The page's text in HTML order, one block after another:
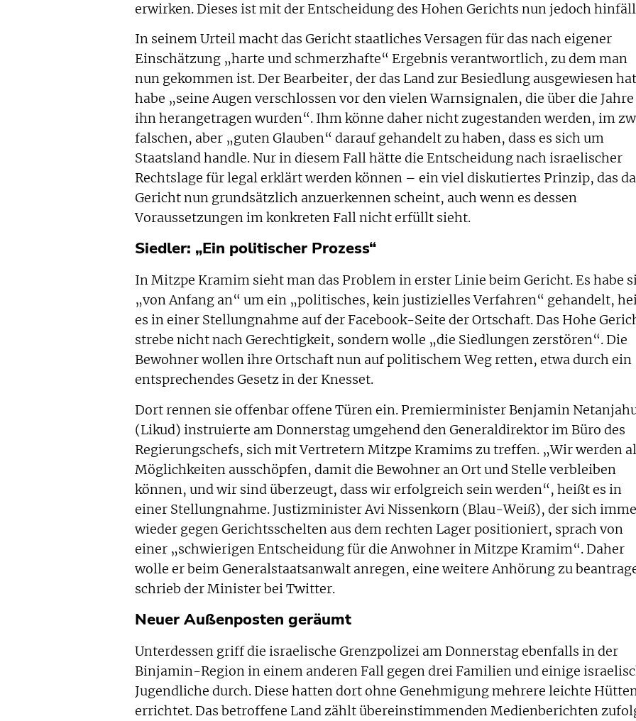
erwirken. Dieses ist mit der Entscheidung des Hohen Gerichts nun jedoch
In seinem Urteil macht das Gericht staatliches Versagen für das nach eigener
Einschätzung „harte und schmerzhafte“ Ergebnis verantwortlich, zu dem man
nun gekommen ist. Der Bearbeiter, der das Land zur Besiedlung ausgewiesen
habe „seine Augen verschlossen vor den vielen Warnsignalen, die über die
ihn herangetragen wurden“. Ihm könne daher nicht zugestanden werden, im
falschen, aber „guten Glauben“ darauf gehandelt zu haben, dass es sich um
Staatsland handle. Nur in diesem Fall hätte die Entscheidung nach israelischer
Rechtslage für legal erklärt werden können – ein viel diskutiertes Prinzip, das
Gericht nun grundsätzlich anzuerkennen scheint, auch wenn es dessen
Voraussetzungen im konkreten Fall nicht erfüllt sieht.
Siedler: „Ein politischer Prozess“
In Mitzpe Kramim sieht man das Problem in erster Linie beim Gericht. Es habe
„von Anfang an“ um ein „politisches, kein justizielles Verfahren“ gehandelt,
es in einer Stellungnahme auf der Facebook-Seite der Ortschaft. Das Hohe
strebe nicht nach Gerechtigkeit, sondern wolle „die Siedlungen zerstören“. Die
Bewohner wollen ihre Ortschaft nun auf politischem Weg retten, etwa durch ein
entsprechendes Gesetz in der Knesset.
Dort rennen sie offenbar offene Türen ein. Premierminister Benjamin
(Likud) instruierte am Donnerstag umgehend den Generaldirektor im Büro des
Regierungschefs, sich mit Vertretern Mitzpe Kramims zu treffen. „Wir werden
Möglichkeiten ausschöpfen, damit die Bewohner an Ort und Stelle verbleiben
können, und wir sind überzeugt, dass wir erfolgreich sein werden“, heißt es in
einer Stellungnahme. Justizminister Avi Nissenkorn (Blau-Weiß), der sich
wieder gegen Gerichtsschelten aus dem rechten Lager positioniert, sprach von
einer „schwierigen Entscheidung für die Anwohner in Mitzpe Kramim“. Daher
wolle er beim Generalstaatsanwalt anregen, eine weitere Anhörung zu
schrieb der Minister bei Twitter.
Neuer Außenposten geräumt
Unterdessen griff die israelische Grenzpolizei am Donnerstag ebenfalls in der
Binjamin-Region in einem anderen Fall gegen drei Familien und einige
Jugendliche durch. Diese hatten dort ohne Genehmigung mehrere leichte
errichtet. Das betroffene Land zählt übereinstimmenden Medienberichten